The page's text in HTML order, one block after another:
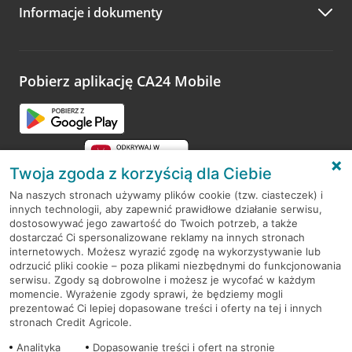
Zachęcamy do podzielenia się z nami opinią o wizycie.
opinie.
Informacje i dokumenty
Pobierz aplikację CA24 Mobile
RODO
Regulamin serwisu
Mapa serwisu
PolitykaCookies
Twoja zgoda z korzyścią dla Ciebie
Na naszych stronach używamy plików cookie (tzw. ciasteczek) i
innych technologii, aby zapewnić prawidłowe działanie serwisu,
dostosowywać jego zawartość do Twoich potrzeb, a także
dostarczać Ci spersonalizowane reklamy na innych stronach
internetowych. Możesz wyrazić zgodę na wykorzystywanie lub
odrzucić pliki cookie – poza plikami niezbędnymi do funkcjonowania
serwisu. Zgody są dobrowolne i możesz je wycofać w każdym
momencie. Wyrażenie zgody sprawi, że będziemy mogli
prezentować Ci lepiej dopasowane treści i oferty na tej i innych
stronach Credit Agricole.
Analityka
Dopasowanie treści i ofert na stronie